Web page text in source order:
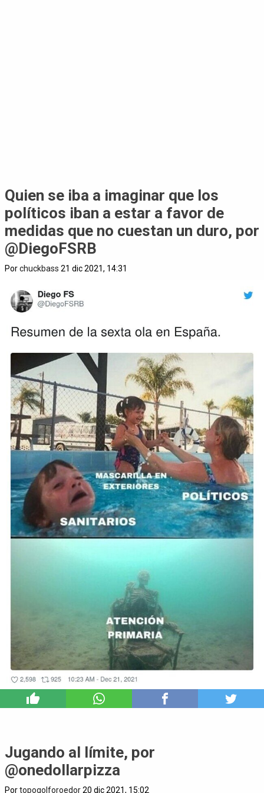
Quien se iba a imaginar que los
políticos iban a estar a favor de
medidas que no cuestan un duro, por
@DiegoFSRB
Porchuckbass 21 dic 2021, 14:31
Jugando al límite, por
@onedollarpizza
Portopogolforoedor20 dic 2021, 15:02